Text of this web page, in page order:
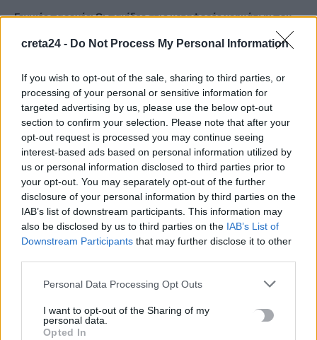
creta24 - Do Not Process My Personal Information
If you wish to opt-out of the sale, sharing to third parties, or
processing of your personal or sensitive information for
targeted advertising by us, please use the below opt-out
section to confirm your selection. Please note that after your
opt-out request is processed you may continue seeing
interest-based ads based on personal information utilized by
us or personal information disclosed to third parties prior to
your opt-out. You may separately opt-out of the further
disclosure of your personal information by third parties on the
IAB’s list of downstream participants. This information may
also be disclosed by us to third parties on the IAB’s List of
Downstream Participants that may further disclose it to other
Personal Data Processing Opt Outs
I want to opt-out of the Sharing of my
personal data.
Opted In
Γονικές παροχές: Οι παγίδες στις μεταφορές χρημάτων που
7 Αυγούστου, 2026
Αεροδρόμιο Καστελλίου: Σήμερα οι υπογραφές για τα ραντάρ
7 Αυγούστου, 2026
Νέα άφιξη μεταναστών στην Κρήτη: 58 άτομα έφτασαν με
λέμβο στον Τσούτσουρα
7 Αυγούστου, 2026
Φωτιά τα ξημερώματα στη Σητεία
TRENDING
ΓΟΝΙΚΕΣ ΠΑΡΟΧΕΣ # ΑΦΟΡΟΛΟΓΗΤΟ #
ΑΕΡΟΔΡΟΜΙΟ ΚΑΣΤΕΛΛΙΟΥ